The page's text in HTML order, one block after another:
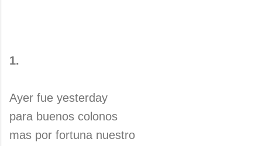
1.
Ayer fue yesterday
para buenos colonos
mas por fortuna nuestro